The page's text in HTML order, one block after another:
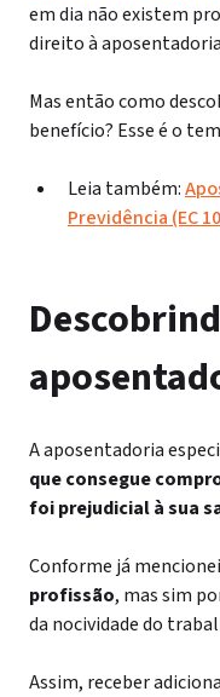
em dia não existem
direito à
Mas então como
benefício? Esse é o
Leia também:
Previdência (EC
A aposentadoria
que consegue
foi prejudicial à sua
Conforme já
profissão, mas sim
da nocividade do
Assim, receber